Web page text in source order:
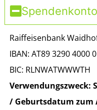
Spendenkonto
Raiffeisenbank
IBAN: AT89 3290 4000
BIC: RLNWATWWWTH
Verwendungszweck:
/ Geburtsdatum zum